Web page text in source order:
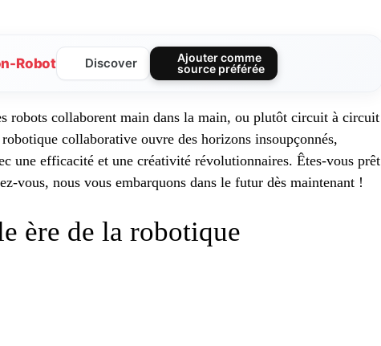
Robot Discover
Ajouter comme
source préférée
robots collaborent main dans la main, ou plutôt circuit à circuit
collaborative ouvre des horizons insoupçonnés,
une efficacité et une créativité révolutionnaires. Êtes-vous prêt
vous, nous vous embarquons dans le futur dès maintenant !
ère de la robotique